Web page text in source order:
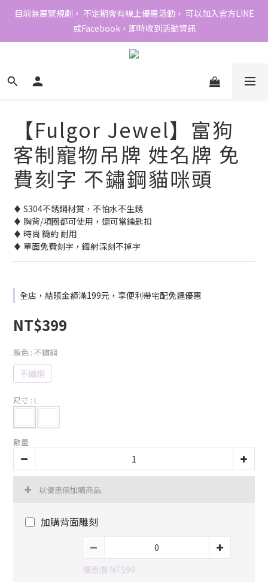
目前無展覽規劃， 不定期會有線上優惠活動， 可以加入官方LINE
或Facebook，即時收到活動資訊
【Fulgor Jewel】富狗
客制寵物吊牌 姓名牌 免
費刻字 不鏽鋼貓咪頭
♦ S304不銹鋼材質，不怕水不生銹
♦ 胸背/項圈都可使用，還可當鑰匙扣
♦ 時尚 簡約 耐用
♦ 單面免費刻字，鐳射深刻不掉字
全店，結賬金額滿199元，享便利帶宅配免運優惠
NT$399
顏色 : 不鏽鋼
不鏽鋼
尺寸 : L
數量
以優惠價加購商品
加購背面雕刻
優惠價 NT$99